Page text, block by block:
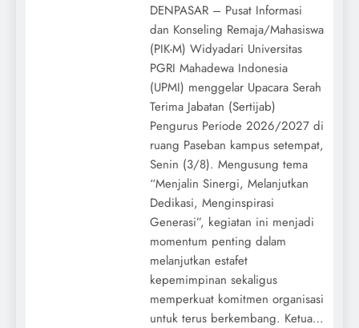
DENPASAR – Pusat Informasi
dan Konseling Remaja/Mahasiswa
(PIK-M) Widyadari Universitas
PGRI Mahadewa Indonesia
(UPMI) menggelar Upacara Serah
Terima Jabatan (Sertijab)
Pengurus Periode 2026/2027 di
ruang Paseban kampus setempat,
Senin (3/8). Mengusung tema
“Menjalin Sinergi, Melanjutkan
Dedikasi, Menginspirasi
Generasi”, kegiatan ini menjadi
momentum penting dalam
melanjutkan estafet
kepemimpinan sekaligus
memperkuat komitmen organisasi
untuk terus berkembang. Ketua…